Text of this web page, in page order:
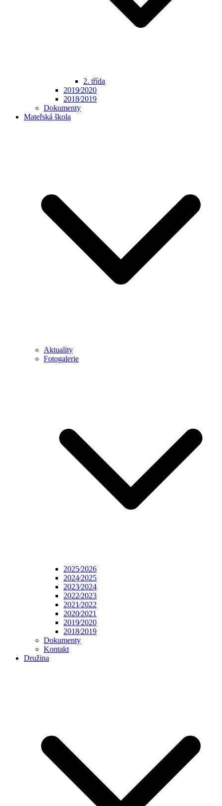
2. třída
2019⁄2020
2018⁄2019
Dokumenty
Mateřská škola
Aktuality
Fotogalerie
2025⁄2026
2024⁄2025
2023⁄2024
2022⁄2023
2021⁄2022
2020⁄2021
2019⁄2020
2018⁄2019
Dokumenty
Kontakt
Družina